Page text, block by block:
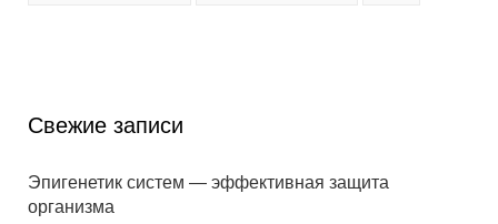
Свежие записи
Эпигенетик систем — эффективная защита
организма